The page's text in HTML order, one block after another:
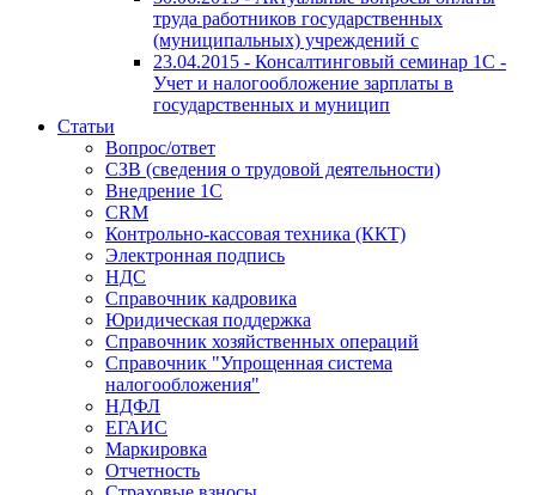
труда работников государственных
(муниципальных) учреждений с
23.04.2015 - Консалтинговый семинар 1С -
Учет и налогообложение зарплаты в
государственных и муницип
Статьи
Вопрос/ответ
СЗВ (сведения о трудовой деятельности)
Внедрение 1С
CRM
Контрольно-кассовая техника (ККТ)
Электронная подпись
НДС
Справочник кадровика
Юридическая поддержка
Справочник хозяйственных операций
Справочник "Упрощенная система
налогообложения"
НДФЛ
ЕГАИС
Маркировка
Отчетность